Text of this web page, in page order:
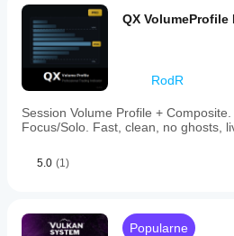
QX VolumeProfile
RodR
Session Volume Profile + Composite.
Focus/Solo. Fast, clean, no ghosts,
5.0 (1)
Popularne